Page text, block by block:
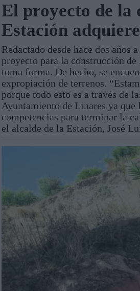
Módulos Portada Jaén Provincia Linares
El proyecto de la
Estación
Redactado desde hace dos años
proyecto para la construcción
toma forma. De hecho, se
expropiación de terrenos.
porque todo esto es a través de
Ayuntamiento de Linares ya
competencias para terminar la
el alcalde de la Estación, José